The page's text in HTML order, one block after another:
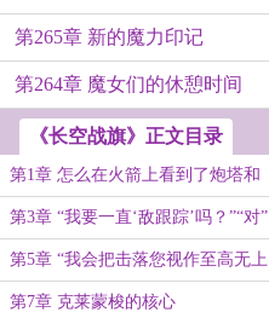
第265章 新的魔力印记
第264章 魔女们的休憩时间
《长空战旗》正文目录
第1章 怎么在火箭上看到了炮塔和
桅杆？
第3章 “我要一直‘敌跟踪’吗？”“对”
第5章 “我会把击落您视作至高无上
的荣耀”
第7章 克莱蒙梭的核心